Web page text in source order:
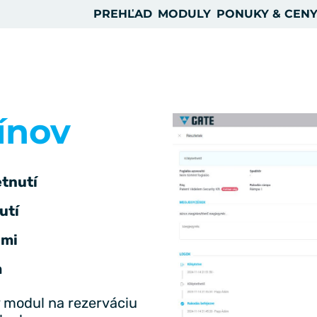
PREHĽAD MODULY PONUKY & CENY
na rezerváciu